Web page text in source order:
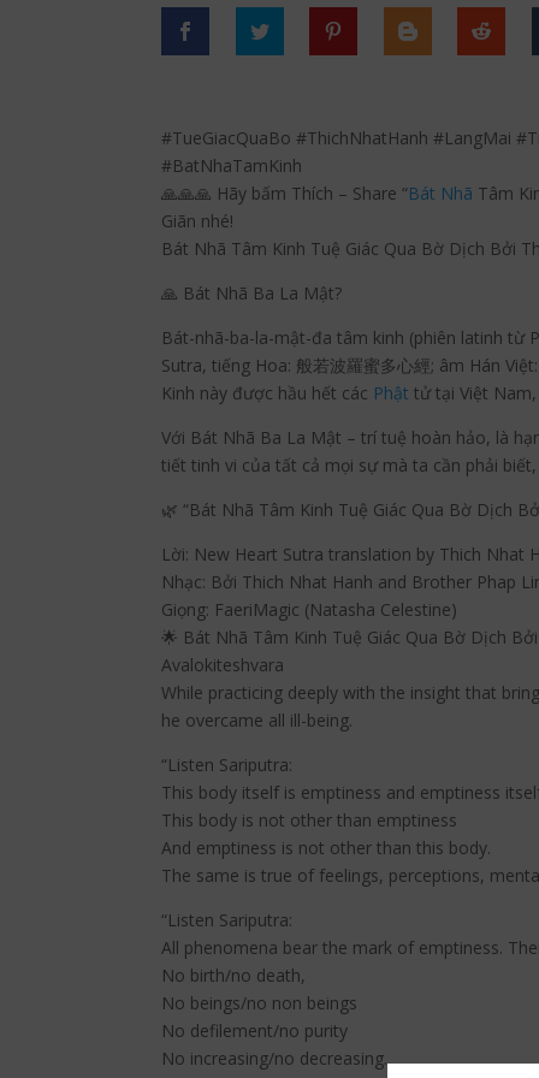
#TueGiacQuaBo #ThichNhatHanh #LangMai
#BatNhaTamKinh
🙏🙏🙏 Hãy bấm Thích – Share “Bát Nhã Tâm
Giãn nhé!
Bát Nhã Tâm Kinh Tuệ Giác Qua Bờ Dịch Bởi
🙏 Bát Nhã Ba La Mật?
Bát-nhã-ba-la-mật-đa tâm kinh (phiên latinh từ
Sutra, tiếng Hoa: 般若波羅蜜多心經; âm Hán
Kinh này được hầu hết các Phật tử tại Việt
Với Bát Nhã Ba La Mật – trí tuệ hoàn hảo, là
tiết tinh vi của tất cả mọi sự mà ta cần phải
🌿 “Bát Nhã Tâm Kinh Tuệ Giác Qua Bờ Dịch
Lời: New Heart Sutra translation by Thich Nhat
Nhạc: Bởi Thich Nhat Hanh and Brother Phap
Giọng: FaeriMagic (Natasha Celestine)
🌟 Bát Nhã Tâm Kinh Tuệ Giác Qua Bờ Dịch
Avalokiteshvara
While practicing deeply with the insight that
he overcame all ill-being.
“Listen Sariputra:
This body itself is emptiness and emptiness
This body is not other than emptiness
And emptiness is not other than this body.
The same is true of feelings, perceptions,
“Listen Sariputra:
All phenomena bear the mark of emptiness.
No birth/no death,
No beings/no non beings
No defilement/no purity
No increasing/no decreasing.